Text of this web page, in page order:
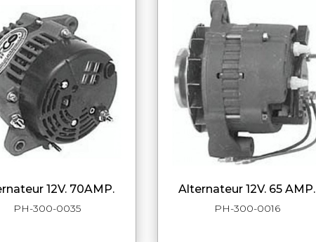
APERÇU RAPIDE
12V. 70AMP.
PH-300-0035
APERÇU RAPIDE
alternateur 12V. 65 AMP.
PH-300-0016